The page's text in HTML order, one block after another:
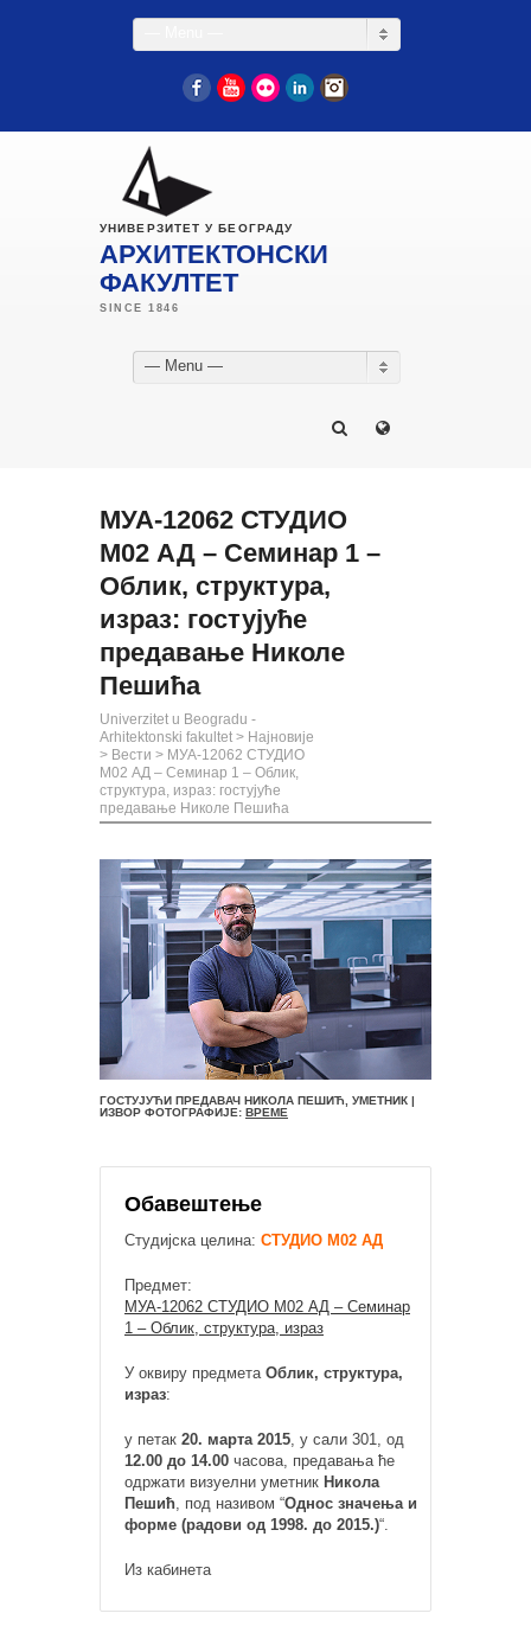
FacebookYouTube
Flickr LinkedIn
УНИВЕРЗИТЕТ У БЕОГРАДУ
АРХИТЕКТОНСКИ
ФАКУЛТЕТ
— Menu —
МУА-12062 СТУДИО
М02 АД – Семинар 1 –
Облик, структура,
израз: гостујуће
предавање Николе
Пешића
Univerzitet u Beogradu -
Arhitektonski fakultet > Најновије
> Вести > МУА-12062 СТУДИО
М02 АД – Семинар 1 – Облик,
структура, израз: гостујуће
предавање Николе Пешића
ГОСТУЈУЋИ ПРЕДАВАЧ НИКОЛА ПЕШИЋ, УМЕТНИК |
ИЗВОР ФОТОГРАФИЈЕ: ВРЕМЕ
Обавештење
Студијска целина: СТУДИО М02 АД
Предмет:
МУА-12062 СТУДИО М02 АД – Семинар
1 – Облик, структура, израз
У оквиру предмета Облик, структура,
израз:
у петак 20. марта 2015, у сали 301, од
12.00 до 14.00 часова, предавања ће
одржати визуелни уметник Никола
Пешић, под називом “Однос значења и
форме (радови од 1998. до 2015.)“.
Из кабинета